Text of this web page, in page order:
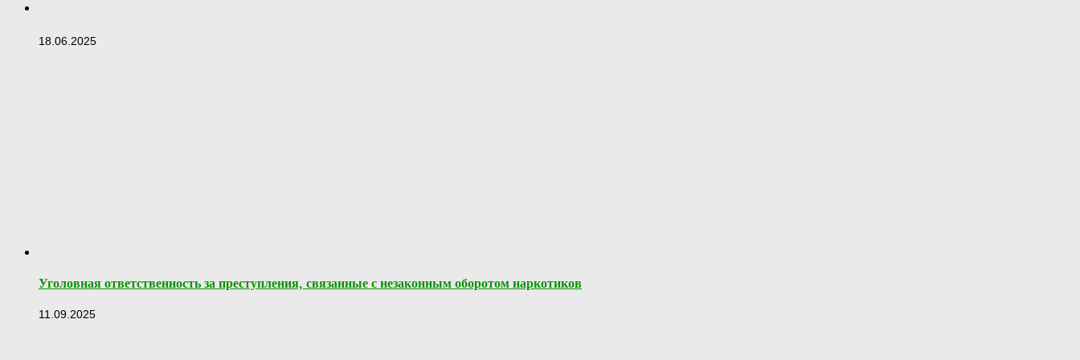
18.06.2025
Уголовная ответственность за преступления, связанные с незаконным оборотом наркотиков
11.09.2025